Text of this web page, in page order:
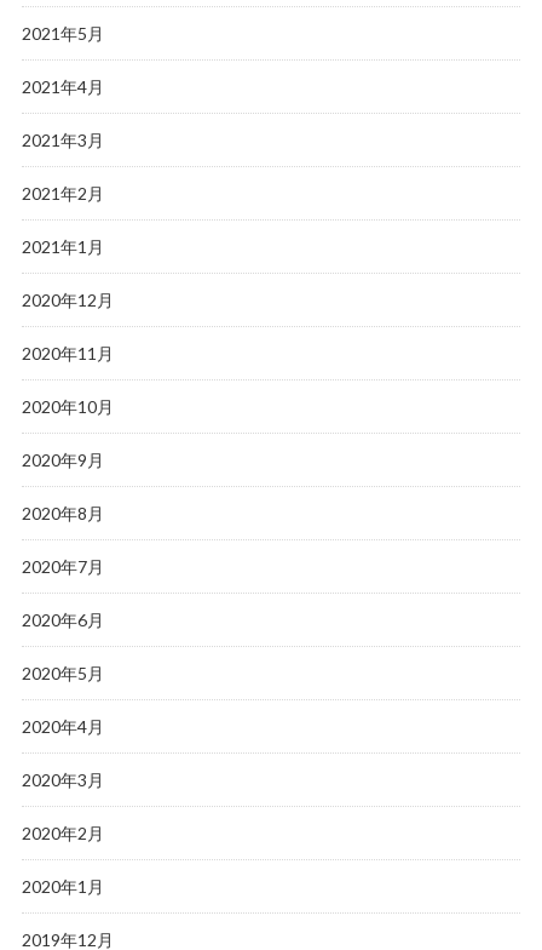
2021年5月
2021年4月
2021年3月
2021年2月
2021年1月
2020年12月
2020年11月
2020年10月
2020年9月
2020年8月
2020年7月
2020年6月
2020年5月
2020年4月
2020年3月
2020年2月
2020年1月
2019年12月